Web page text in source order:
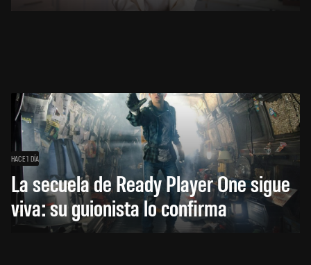
HACE 1 DÍA
La secuela de Ready Player One sigue
viva: su guionista lo confirma